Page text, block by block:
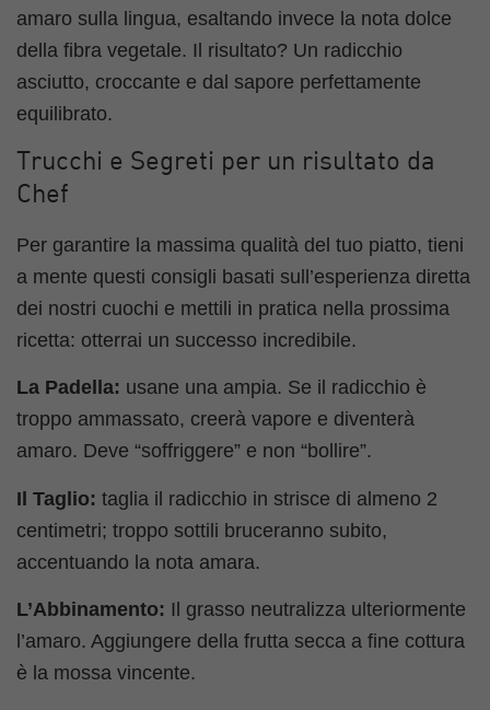
amaro sulla lingua, esaltando invece la nota dolce
della fibra vegetale. Il risultato? Un radicchio
asciutto, croccante e dal sapore perfettamente
equilibrato.
Trucchi e Segreti per un risultato da
Chef
Per garantire la massima qualità del tuo piatto, tieni
a mente questi consigli basati sull’esperienza diretta
dei nostri cuochi e mettili in pratica nella prossima
ricetta: otterrai un successo incredibile.
La Padella: usane una ampia. Se il radicchio è
troppo ammassato, creerà vapore e diventerà
amaro. Deve “soffriggere” e non “bollire”.
Il Taglio: taglia il radicchio in strisce di almeno 2
centimetri; troppo sottili bruceranno subito,
accentuando la nota amara.
L’Abbinamento: Il grasso neutralizza ulteriormente
l’amaro. Aggiungere della frutta secca a fine cottura
è la mossa vincente.